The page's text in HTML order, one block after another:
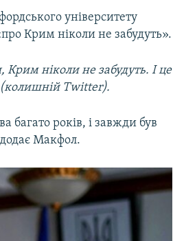
університету
Крим ніколи не забудуть».
ніколи не забудуть. І це
Twitter).
багато років, і завжди був
Макфол.